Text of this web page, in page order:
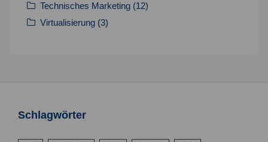
Technisches Marketing (12)
Virtualisierung (3)
Schlagwörter